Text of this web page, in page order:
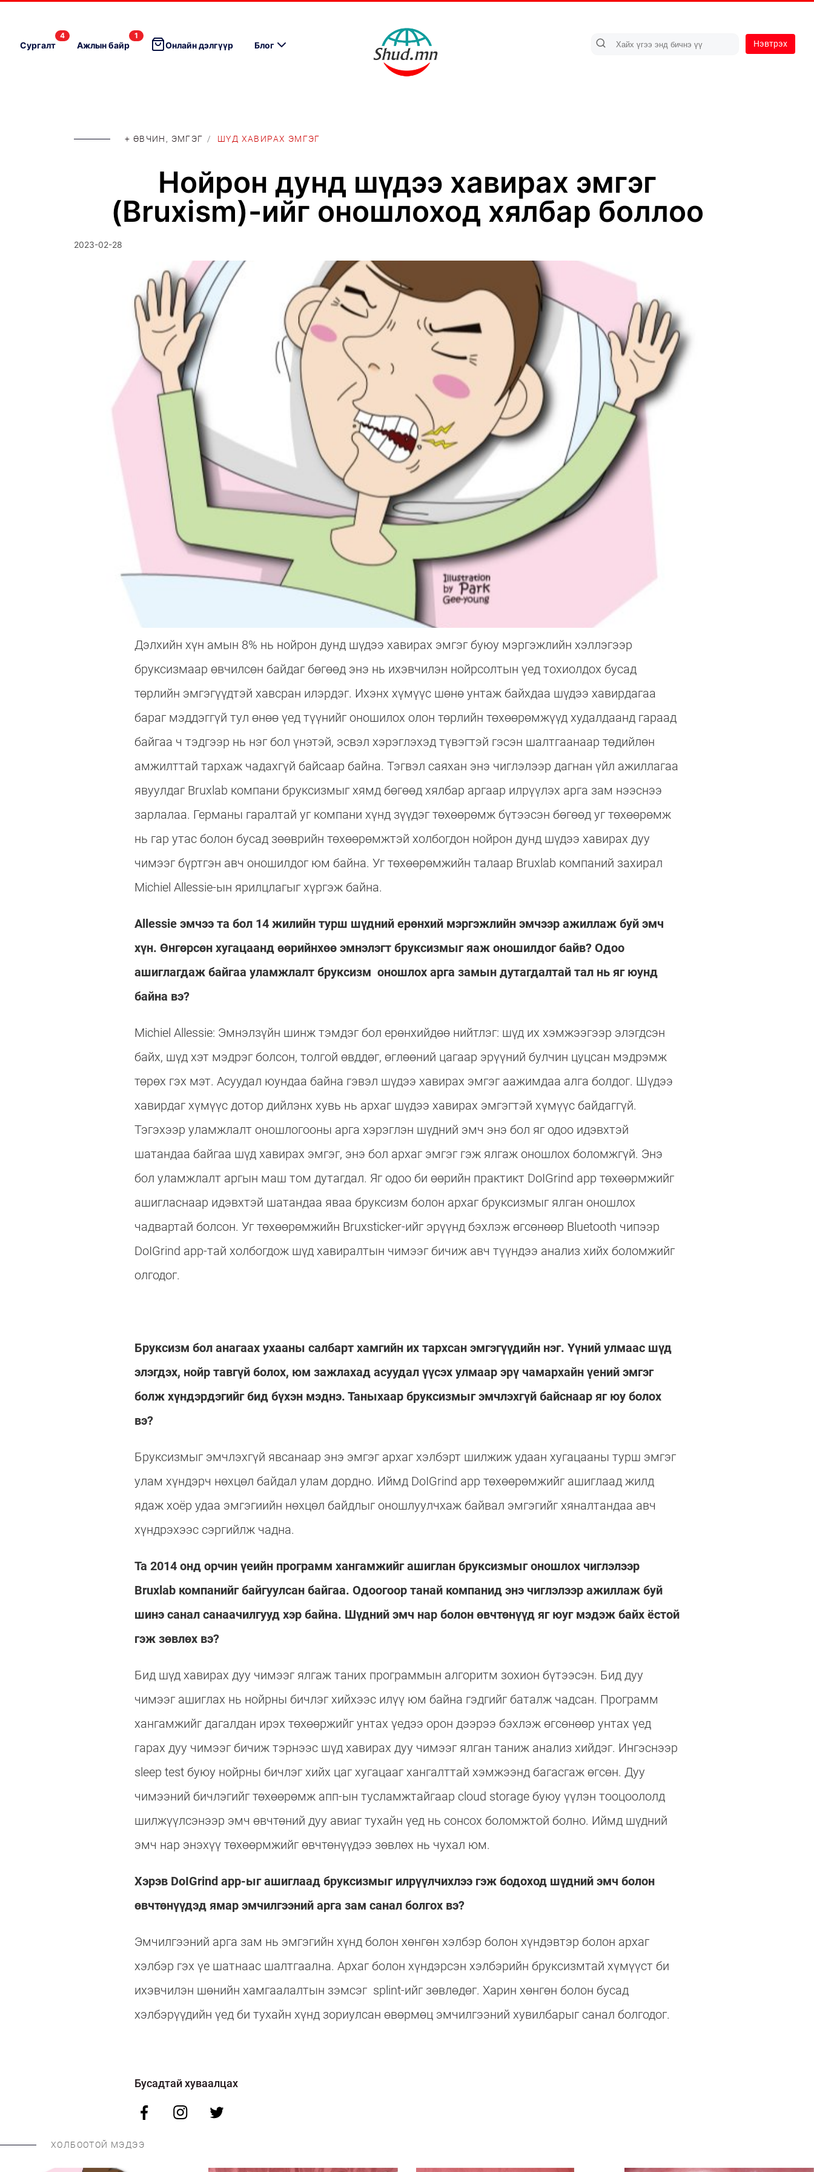
Сургалт
4
Ажлын байр
1
Онлайн дэлгүүр Блог Нэвтрэх
+ ӨВЧИН, ЭМГЭГ / ШҮД ХАВИРАХ ЭМГЭГ
Нойрон дунд шүдээ хавирах эмгэг
(Bruxism)-ийг оношлоход хялбар боллоо
2023-02-28
Дэлхийн хүн амын 8% нь нойрон дунд шүдээ хавирах эмгэг буюу мэргэжлийн хэллэгээр
бруксизмаар өвчилсөн байдаг бөгөөд энэ нь ихэвчилэн нойрсолтын үед тохиолдох бусад
төрлийн эмгэгүүдтэй хавсран илэрдэг. Ихэнх хүмүүс шөнө унтаж байхдаа шүдээ хавирдагаа
бараг мэддэггүй тул өнөө үед түүнийг оношилох олон төрлийн төхөөрөмжүүд худалдаанд гараад
байгаа ч тэдгээр нь нэг бол үнэтэй, эсвэл хэрэглэхэд түвэгтэй гэсэн шалтгаанаар төдийлөн
амжилттай тархаж чадахгүй байсаар байна. Тэгвэл саяхан энэ чиглэлээр дагнан үйл ажиллагаа
явуулдаг Bruxlab компани бруксизмыг хямд бөгөөд хялбар аргаар илрүүлэх арга зам нээснээ
зарлалаа. Германы гаралтай уг компани хүнд зүүдэг төхөөрөмж бүтээсэн бөгөөд уг төхөөрөмж
нь гар утас болон бусад зөөврийн төхөөрөмжтэй холбогдон нойрон дунд шүдээ хавирах дуу
чимээг бүртгэн авч оношилдог юм байна. Уг төхөөрөмжийн талаар Bruxlab компаний захирал
Michiel Allessie-ын ярилцлагыг хүргэж байна.
Allessie эмчээ та бол 14 жилийн турш шүдний ерөнхий мэргэжлийн эмчээр ажиллаж буй эмч
хүн. Өнгөрсөн хугацаанд өөрийнхөө эмнэлэгт бруксизмыг яаж оношилдог байв? Одоо
ашиглагдаж байгаа уламжлалт бруксизм оношлох арга замын дутагдалтай тал нь яг юунд
байна вэ?
Michiel Allessie: Эмнэлзүйн шинж тэмдэг бол ерөнхийдөө нийтлэг: шүд их хэмжээгээр элэгдсэн
байх, шүд хэт мэдрэг болсон, толгой өвддөг, өглөөний цагаар эрүүний булчин цуцсан мэдрэмж
төрөх гэх мэт. Асуудал юундаа байна гэвэл шүдээ хавирах эмгэг аажимдаа алга болдог. Шүдээ
хавирдаг хүмүүс дотор дийлэнх хувь нь архаг шүдээ хавирах эмгэгтэй хүмүүс байдаггүй.
Тэгэхээр уламжлалт оношлогооны арга хэрэглэн шүдний эмч энэ бол яг одоо идэвхтэй
шатандаа байгаа шүд хавирах эмгэг, энэ бол архаг эмгэг гэж ялгаж оношлох боломжгүй. Энэ
бол уламжлалт аргын маш том дутагдал. Яг одоо би өөрийн практикт DoIGrind app төхөөрмжийг
ашигласнаар идэвхтэй шатандаа яваа бруксизм болон архаг бруксизмыг ялган оношлох
чадвартай болсон. Уг төхөөрөмжийн Bruxsticker-ийг эрүүнд бэхлэж өгсөнөөр Bluetooth чипээр
DoIGrind app-тай холбогдож шүд хавиралтын чимээг бичиж авч түүндээ анализ хийх боломжийг
олгодог.
Бруксизм бол анагаах ухааны салбарт хамгийн их тархсан эмгэгүүдийн нэг. Үүний улмаас шүд
элэгдэх, нойр тавгүй болох, юм зажлахад асуудал үүсэх улмаар эрү чамархайн үений эмгэг
болж хүндэрдэгийг бид бүхэн мэднэ. Таныхаар бруксизмыг эмчлэхгүй байснаар яг юу болох
вэ?
Бруксизмыг эмчлэхгүй явсанаар энэ эмгэг архаг хэлбэрт шилжиж удаан хугацааны турш эмгэг
улам хүндэрч нөхцөл байдал улам дордно. Иймд DoIGrind app төхөөрөмжийг ашиглаад жилд
ядаж хоёр удаа эмгэгиийн нөхцөл байдлыг оношлуулчхаж байвал эмгэгийг хяналтандаа авч
хүндрэхээс сэргийлж чадна.
Та 2014 онд орчин үеийн программ хангамжийг ашиглан бруксизмыг оношлох чиглэлээр
Bruxlab компанийг байгуулсан байгаа. Одоогоор танай компанид энэ чиглэлээр ажиллаж буй
шинэ санал санаачилгууд хэр байна. Шүдний эмч нар болон өвчтөнүүд яг юуг мэдэж байх ёстой
гэж зөвлөх вэ?
Бид шүд хавирах дуу чимээг ялгаж таних программын алгоритм зохион бүтээсэн. Бид дуу
чимээг ашиглах нь нойрны бичлэг хийхээс илүү юм байна гэдгийг баталж чадсан. Программ
хангамжийг дагалдан ирэх төхөөржийг унтах үедээ орон дээрээ бэхлэж өгсөнөөр унтах үед
гарах дуу чимээг бичиж тэрнээс шүд хавирах дуу чимээг ялган таниж анализ хийдэг. Ингэснээр
sleep test буюу нойрны бичлэг хийх цаг хугацааг хангалттай хэмжээнд багасгаж өгсөн. Дуу
чимээний бичлэгийг төхөөрөмж апп-ын тусламжтайгаар cloud storage буюу үүлэн тооцоололд
шилжүүлсэнээр эмч өвчтөний дуу авиаг тухайн үед нь сонсох боломжтой болно. Иймд шүдний
эмч нар энэхүү төхөөрмжийг өвчтөнүүдээ зөвлөх нь чухал юм.
Хэрэв DoIGrind app-ыг ашиглаад бруксизмыг илрүүлчихлээ гэж бодоход шүдний эмч болон
өвчтөнүүдэд ямар эмчилгээний арга зам санал болгох вэ?
Эмчилгээний арга зам нь эмгэгийн хүнд болон хөнгөн хэлбэр болон хүндэвтэр болон архаг
хэлбэр гэх үе шатнаас шалтгаална. Архаг болон хүндэрсэн хэлбэрийн бруксизмтай хүмүүст би
ихэвчилэн шөнийн хамгаалалтын зэмсэг splint-ийг зөвлөдөг. Харин хөнгөн болон бусад
хэлбэрүүдийн үед би тухайн хүнд зориулсан өвөрмөц эмчилгээний хувилбарыг санал болгодог.
Бусадтай хуваалцах
ХОЛБООТОЙ МЭДЭЭ